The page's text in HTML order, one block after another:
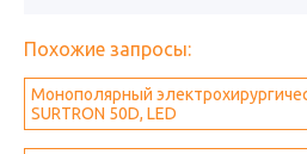
Похожие запросы:
Монополярный
SURTRON 50D, LED